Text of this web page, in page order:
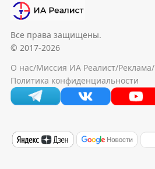
Все права защищены.
© 2017-2026
О нас/Миссия ИА Реалист/Реклама/
Политика конфиденциальности